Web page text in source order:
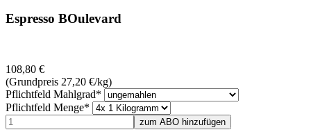
Espresso BOulevard
108,80 €
(Grundpreis 27,20 €/kg)
Pflichtfeld Mahlgrad*
Pflichtfeld Menge*